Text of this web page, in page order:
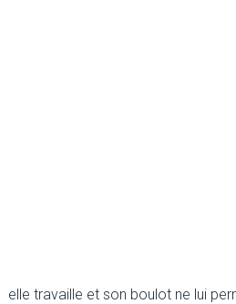
elle travaille et son boulot ne lui